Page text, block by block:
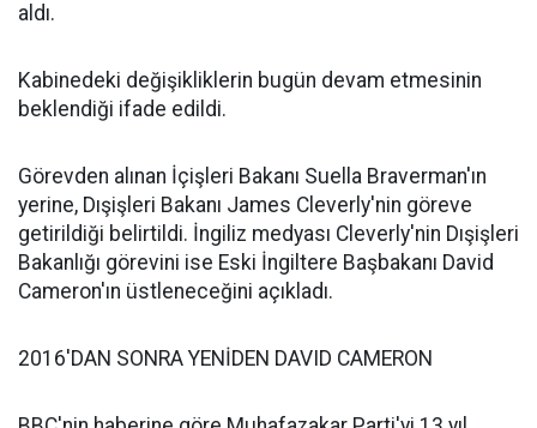
aldı.
Kabinedeki değişikliklerin bugün devam etmesinin
beklendiği ifade edildi.
Görevden alınan İçişleri Bakanı Suella Braverman'ın
yerine, Dışişleri Bakanı James Cleverly'nin göreve
getirildiği belirtildi. İngiliz medyası Cleverly'nin Dışişleri
Bakanlığı görevini ise Eski İngiltere Başbakanı David
Cameron'ın üstleneceğini açıkladı.
2016'DAN SONRA YENİDEN DAVID CAMERON